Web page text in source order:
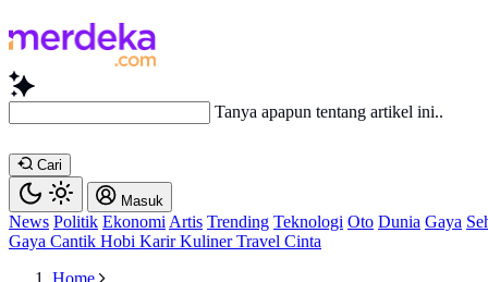
Baca l
Cari
Masuk
News Politik Ekonomi Artis Trending Teknologi Oto Dunia Gaya
Gaya Cantik Hobi KarirKulinerTravel Cinta
Home